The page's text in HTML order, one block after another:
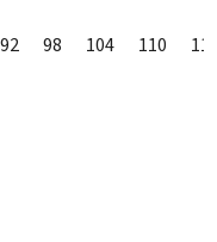
92 98 104 110